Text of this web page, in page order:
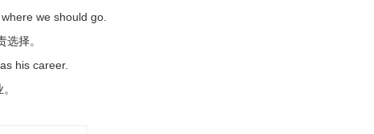
无几 we should go.
择。
his career.
until later.